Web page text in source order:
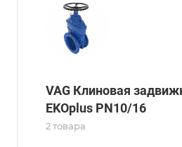
VAG Клиновая
EKOplus PN10/16
2 товара